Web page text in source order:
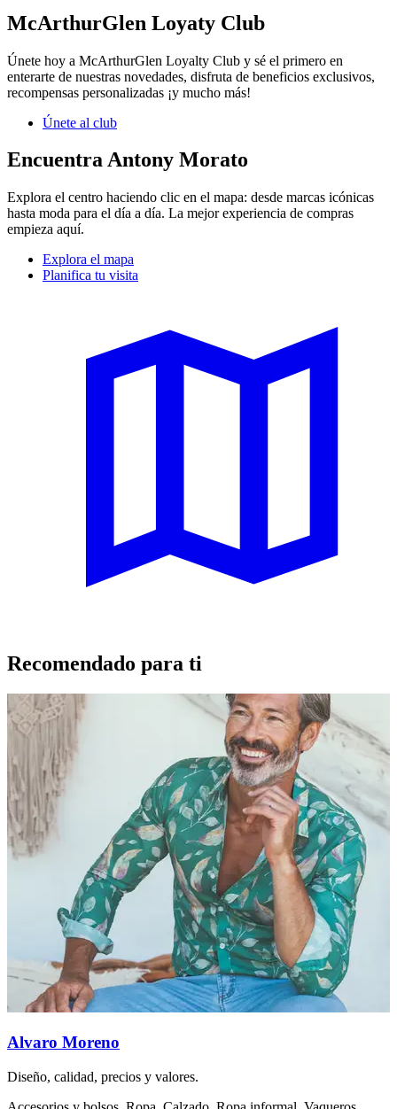
McArthurGlen Loyaty Club
Únete hoy a McArthurGlen Loyalty Club y sé el primero en
enterarte de nuestras novedades, disfruta de beneficios exclusivos,
recompensas personalizadas ¡y mucho más!
Únete al club
Encuentra Antony Morato
Explora el centro haciendo clic en el mapa: desde marcas icónicas
hasta moda para el día a día. La mejor experiencia de compras
empieza aquí.
Explora el mapa
Planifica tu visita
Recomendado para ti
Alvaro Moreno
Diseño, calidad, precios y valores.